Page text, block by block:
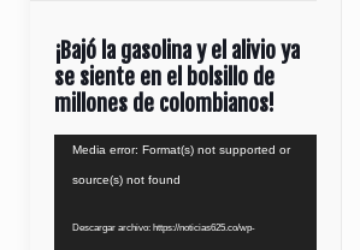
¡Bajó la gasolina y el alivio ya
se siente en el bolsillo de
millones de colombianos!
Reproductor
Media error: Format(s) not supported or
source(s) not found
Descargar archivo: https://noticias625.co/wp-